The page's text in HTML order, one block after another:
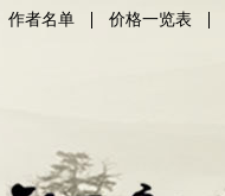
作者名单 价格一览表